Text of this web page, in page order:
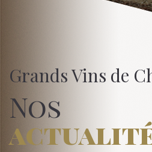
Grands Vins de
Nos